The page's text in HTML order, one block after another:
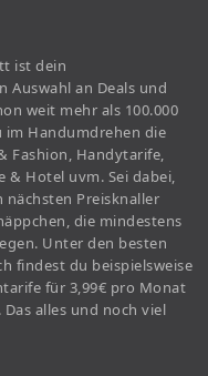
ist dein
Auswahl an Deals und
weit mehr als 100.000
im Handumdrehen die
Fashion, Handytarife,
& Hotel uvm. Sei dabei,
nächsten Preisknaller
die mindestens
Unter den besten
findest du beispielsweise
für 3,99€ pro Monat
alles und noch viel